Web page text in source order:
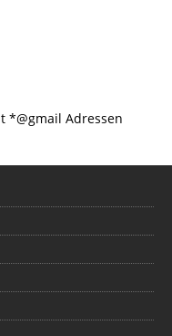
Adressen